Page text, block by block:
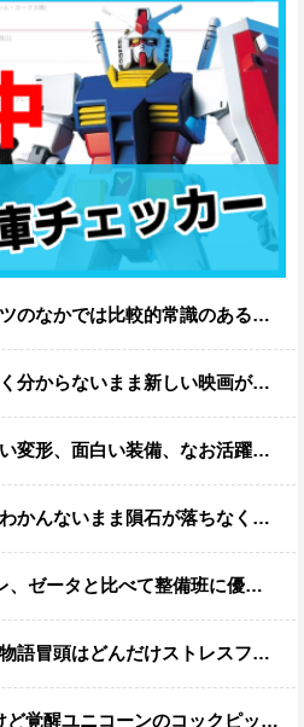
比較的常識のあるほうなのがデュオだよね
ま新しい映画が終わった後ももやもやしてる
変形、面白い装備、なお活躍…
が落ちなくていい感じに終わった作品ｗｗｗｗｗｗ
ゼータと比べて整備班に優しそう
んだけストレスフルだったんだよ…ってなる
コックピットってエアコンの効きが強そうでいいよね